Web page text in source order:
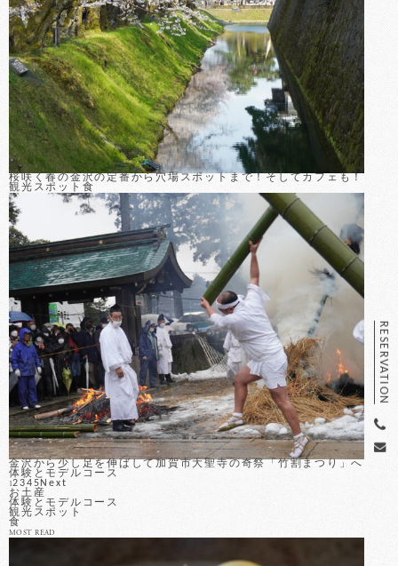
RESERVATION
桜咲く春の金沢の定番から穴場スポットまで！そしてカフェも！
観光スポット 食
金沢から少し足を伸ばして加賀市大聖寺の奇祭「竹割まつり」へ
体験とモデルコース
12345Next
お土産
体験とモデルコース
観光スポット
食
MOST READ